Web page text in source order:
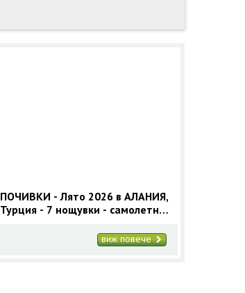
ПОЧИВКИ - Лято 2026 в АЛАНИЯ,
Турция - 7 нощувки - самолетна
виж повече